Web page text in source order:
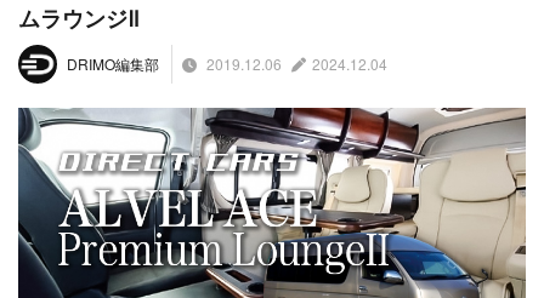
ムラウンジⅡ
DRIMO編集部 2019.12.06 2024.12.04